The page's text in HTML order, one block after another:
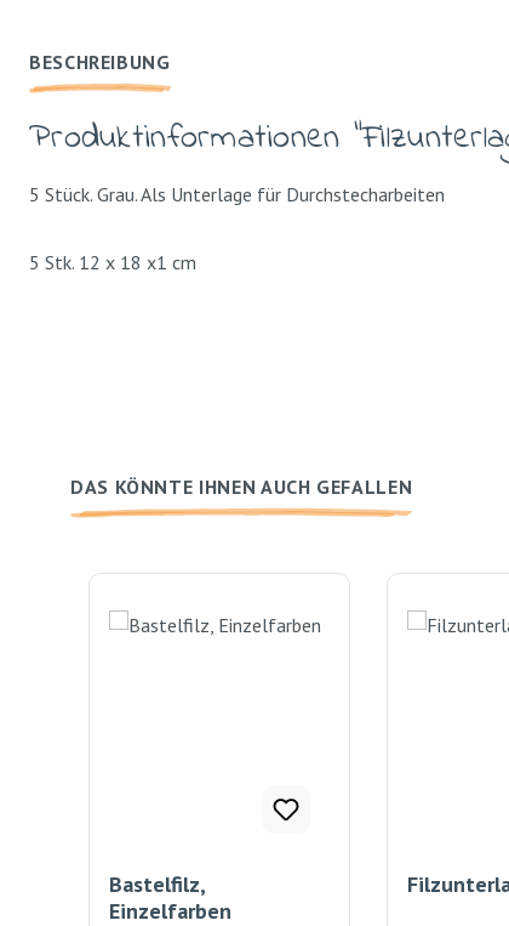
BESCHREIBUNG
Produktinformationen
5 Stück. Grau. Als Unterlage für Durchstecharbeiten
5 Stk. 12 x 18 x1 cm
DAS KÖNNTE IHNEN AUCH GEFALLEN
Bastelfilz,
Einzelfarben